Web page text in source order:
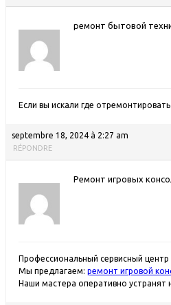
ремонт бытовой
Если вы искали где
septembre 18, 2024 à 2:27 am
RÉPONDRE
Ремонт игровых
Профессиональный сервисный
Мы предлагаем: ремонт игровой
Наши мастера оперативно устранят